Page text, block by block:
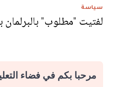
سياسة
لفتيت "مطلوب" بالبرلمان
مرحبا بكم في فضاء